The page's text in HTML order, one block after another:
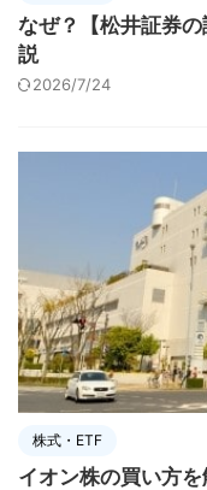
なぜ？【松井証券
説
2026/7/24
株式・ETF
イオン株の買い方